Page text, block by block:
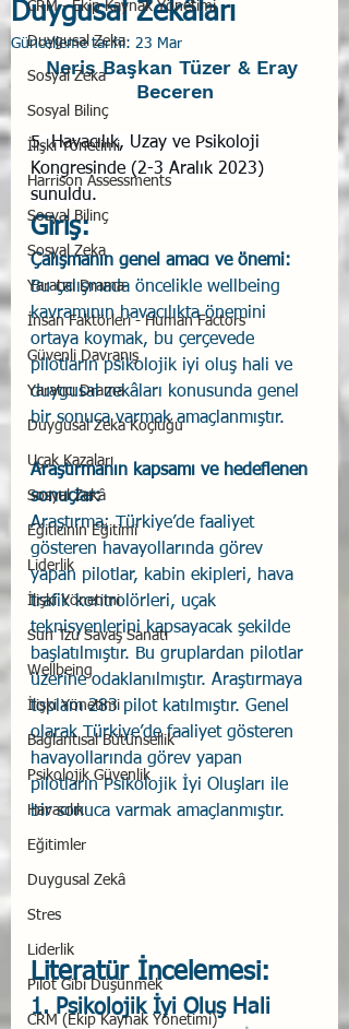
CRM - Ekip Kaynak Yönetimi
Duygusal Zeka
Sosyal Zeka
Sosyal Bilinç
İlişki Yönetimi
Harrison Assessments
Sosyal Bilinç
Sosyal Zeka
Yaratıcı Drama
İnsan Faktörleri - Human Factors
Güvenli Davranış
Yaratıcı Drama
Duygusal Zeka Koçluğu
Uçak Kazaları
Sosyal Zekâ
Eğiticinin Eğitimi
Liderlik
İlişki Yönetimi
Sun Tzu Savaş Sanatı
Wellbeing
İlişki Yönetimi
Bağlantısal Bütünsellik
Psikolojik Güvenlik
Havacılık
Eğitimler
Duygusal Zekâ
Stres
Liderlik
Pilot Gibi Düşünmek
CRM (Ekip Kaynak Yönetimi)
Duygusal Zekâları
Güncelleme tarihi: 23 Mar
Neris Başkan Tüzer & Eray
Beceren
5. Havacılık, Uzay ve Psikoloji
Kongresinde (2-3 Aralık 2023)
sunuldu.
Giriş:
Çalışmanın genel amacı ve önemi:
Bu çalışmada öncelikle wellbeing
kavramının havacılıkta önemini
ortaya koymak, bu çerçevede
pilotların psikolojik iyi oluş hali ve
duygusal zekâları konusunda genel
bir sonuca varmak amaçlanmıştır.
Araştırmanın kapsamı ve hedeflenen
sonuçlar:
Araştırma; Türkiye’de faaliyet
gösteren havayollarında görev
yapan pilotlar, kabin ekipleri, hava
trafik kontrolörleri, uçak
teknisyenlerini kapsayacak şekilde
başlatılmıştır. Bu gruplardan pilotlar
üzerine odaklanılmıştır. Araştırmaya
toplam 283 pilot katılmıştır. Genel
olarak Türkiye’de faaliyet gösteren
havayollarında görev yapan
pilotların Psikolojik İyi Oluşları ile
bir sonuca varmak amaçlanmıştır.
Literatür İncelemesi:
1. Psikolojik İyi Oluş Hali